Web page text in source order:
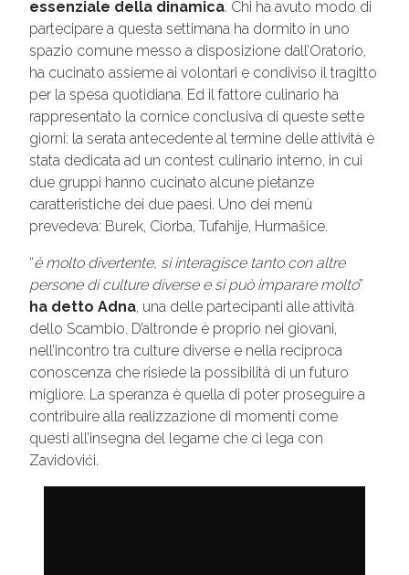
essenziale della dinamica. Chi ha avuto modo di
partecipare a questa settimana ha dormito in uno
spazio comune messo a disposizione dall’Oratorio,
ha cucinato assieme ai volontari e condiviso il tragitto
per la spesa quotidiana. Ed il fattore culinario ha
rappresentato la cornice conclusiva di queste sette
giorni: la serata antecedente al termine delle attività è
stata dedicata ad un contest culinario interno, in cui
due gruppi hanno cucinato alcune pietanze
caratteristiche dei due paesi. Uno dei menù
prevedeva: Burek, Ciorba, Tufahije, Hurmašice.
“è molto divertente, si interagisce tanto con altre
persone di culture diverse e si può imparare molto”
ha detto Adna, una delle partecipanti alle attività
dello Scambio. D’altronde è proprio nei giovani,
nell’incontro tra culture diverse e nella reciproca
conoscenza che risiede la possibilità di un futuro
migliore. La speranza è quella di poter proseguire a
contribuire alla realizzazione di momenti come
questi all’insegna del legame che ci lega con
Zavidovići.